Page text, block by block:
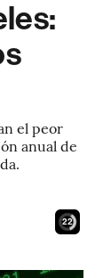
el peor
anual de
21